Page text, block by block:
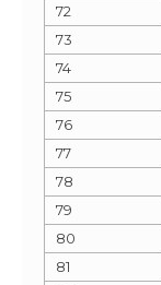
72
73
74
75
76
77
78
79
80
81